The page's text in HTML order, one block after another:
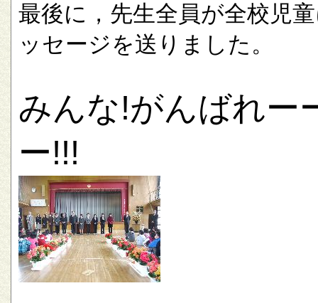
最後に，先生全員が全校児
ッセージを送りました。
みんな!がんばれー
ー!!!